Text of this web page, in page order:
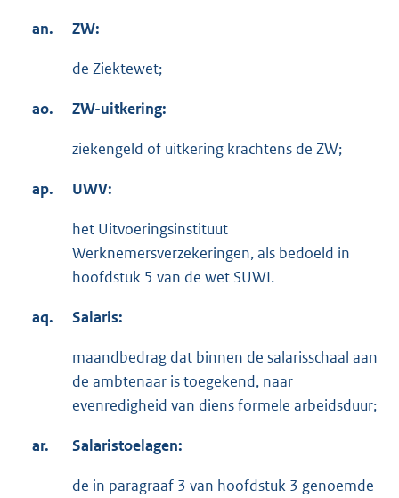
an. ZW:
de Ziektewet;
ao. ZW-uitkering:
ziekengeld of uitkering krachtens de ZW;
ap. UWV:
het Uitvoeringsinstituut
Werknemersverzekeringen, als bedoeld in
hoofdstuk 5 van de wet SUWI.
aq. Salaris:
maandbedrag dat binnen de salarisschaal aan
de ambtenaar is toegekend, naar
evenredigheid van diens formele arbeidsduur;
ar. Salaristoelagen:
de in paragraaf 3 van hoofdstuk 3 genoemde